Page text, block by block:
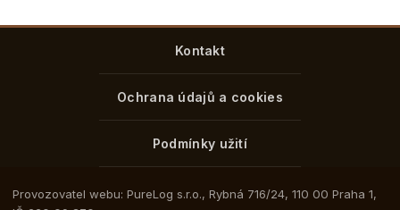
Kontakt
Ochrana údajů a cookies
Podmínky užití
Provozovatel webu: PureLog s.r.o., Rybná 716/24, 110 00 Praha 1,